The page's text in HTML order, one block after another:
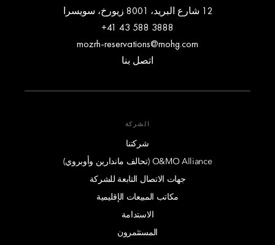
12 شارع البريد، 8001 زيورخ، سويسرا
+41 43 588 3888
mozrh-reservations@mohg.com
اتصل بنا
الشركة
شركتنا
O&MO Alliance (تحالف ماندارين وأوبروي)
جهات الاتصال التابعة للشركة
مكاتب المبيعات الإقليمية
الاستدامة
المستثمرون